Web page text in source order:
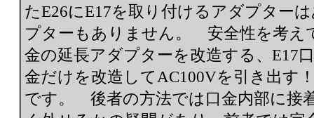
たE26にE17を取り付けるアダプター
プターもありません。 安全性を考え
金の延長アダプターを改造する、E17
金だけを改造してAC100Vを引き出す
です。 後者の方法では口金内部に接